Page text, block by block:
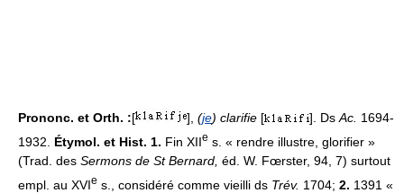
Prononc. et Orth. :[ ], (je) clarifie [ ]. DsAc. 1694-
1932. Étymol. et Hist. 1. Fin XIIe s. « rendre illustre, glorifier »
(Trad. des Sermons de St Bernard, éd. W. Fœrster, 94, 7) surtout
empl. au XVIe s., considéré comme vieilli ds Trév. 1704; 2. 1391 «